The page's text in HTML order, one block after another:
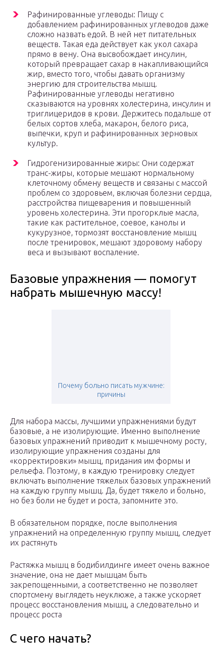
Рафинированные углеводы: Пищу с
добавлением рафинированных углеводов даже
сложно назвать едой. В ней нет питательных
веществ. Такая еда действует как укол сахара
прямо в вену. Она высвобождает инсулин,
который превращает сахар в накапливающийся
жир, вместо того, чтобы давать организму
энергию для строительства мышц.
Рафинированные углеводы негативно
сказываются на уровнях холестерина, инсулин и
триглицеридов в крови. Держитесь подальше от
белых сортов хлеба, макарон, белого риса,
выпечки, круп и рафинированных зерновых
культур.
Гидрогенизированные жиры: Они содержат
транс-жиры, которые мешают нормальному
клеточному обмену веществ и связаны с массой
проблем со здоровьем, включая болезни сердца,
расстройства пищеварения и повышенный
уровень холестерина. Эти прогорклые масла,
такие как растительное, соевое, канолы и
кукурузное, тормозят восстановление мышц
после тренировок, мешают здоровому набору
веса и вызывают воспаление.
Базовые упражнения — помогут
набрать мышечную массу!
Почему больно писать мужчине:
причины
Для набора массы, лучшими упражнениями будут
базовые, а не изолирующие. Именно выполнение
базовых упражнений приводит к мышечному росту,
изолирующие упражнения созданы для
«корректировки» мышц, придания им формы и
рельефа. Поэтому, в каждую тренировку следует
включать выполнение тяжелых базовых упражнений
на каждую группу мышц. Да, будет тяжело и больно,
но без боли не будет и роста, запомните это.
В обязательном порядке, после выполнения
упражнений на определенную группу мышц, следует
их растянуть
Растяжка мышц в бодибилдинге имеет очень важное
значение, она не дает мышцам быть
закрепощенными, а соответственно не позволяет
спортсмену выглядеть неуклюже, а также ускоряет
процесс восстановления мышц, а следовательно и
процесс роста
С чего начать?